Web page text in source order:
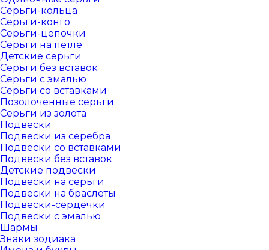
Серьги-кольца
Серьги-конго
Серьги-цепочки
Серьги на петле
Детские серьги
Серьги без вставок
Серьги с эмалью
Серьги со вставками
Позолоченные серьги
Серьги из золота
Подвески
Подвески из серебра
Подвески со вставками
Подвески без вставок
Детские подвески
Подвески на серьги
Подвески на браслеты
Подвески-сердечки
Подвески с эмалью
Шармы
Знаки зодиака